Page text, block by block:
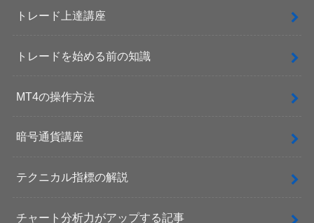
トレード上達講座
トレードを始める前の知識
MT4の操作方法
暗号通貨講座
テクニカル指標の解説
チャート分析力がアップする記事